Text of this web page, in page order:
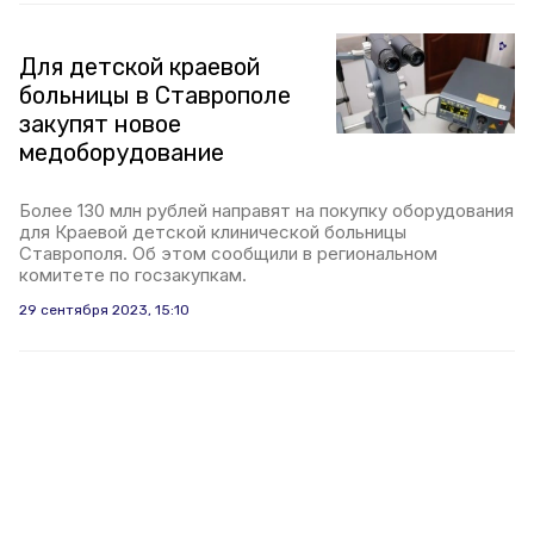
Для детской краевой
больницы в Ставрополе
закупят новое
медоборудование
Более 130 млн рублей направят на покупку оборудования
для Краевой детской клинической больницы
Ставрополя. Об этом сообщили в региональном
комитете по госзакупкам.
29 сентября 2023, 15:10